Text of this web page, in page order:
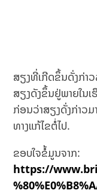
ສຽງທີ່ເກີດຂຶ້ນດັ່ງກ່າ
ສຽງດັງຂຶ້ນຢູ່ພາຍໃນ
ກ່ອນວ່າສຽງດັ່ງກ່າວ
ທາງແກ້ໄຂຕໍ່ໄປ.
ຂອບໃຈຂໍ້ມູນຈາກ:
https://